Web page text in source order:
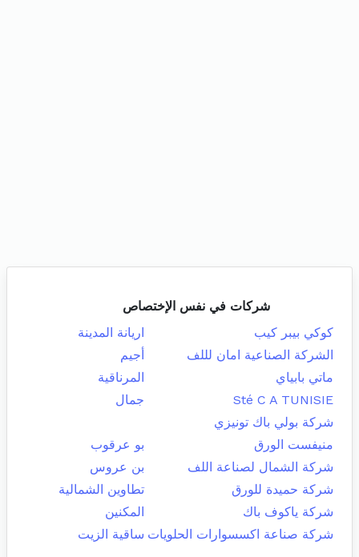
شركات في نفس الإختصاص
كوكي بيبر كيب
اريانة المدينة
الشركة الصناعية امان لللف
أجيم
ماتي بابياي
المرناقية
Sté C A TUNISIE
جمال
شركة بولي باك تونيزي
منيفست الورق
بو عرقوب
شركة الشمال لصناعة اللف
بن عروس
شركة حميدة للورق
تطاوين الشمالية
شركة ياكوف باك
المكنين
شركة صناعة اكسسوارات الحلويات ساقية الزيت